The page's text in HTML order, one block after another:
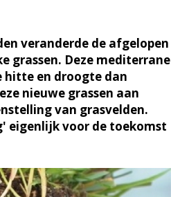
veranderde de afgelopen
grassen. Deze mediterrane
hitte en droogte dan
nieuwe grassen aan
van grasvelden.
eigenlijk voor de toekomst